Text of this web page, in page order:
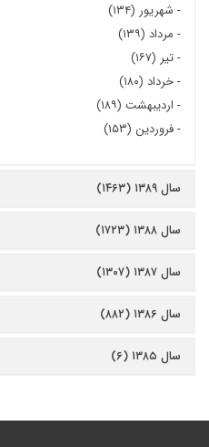
- شهریور (۱۳۴)
- مرداد (۱۳۹)
-تیر (۱۶۷)
-خرداد (۱۸۰)
- اردیبهشت (۱۸۹)
-فروردین (۱۵۳)
سال ۱۳۸۹ (۱۴۶۳)
سال ۱۳۸۸ (۱۷۲۳)
سال ۱۳۸۷ (۱۳۰۷)
سال ۱۳۸۶ (۸۸۲)
سال ۱۳۸۵ (۶)